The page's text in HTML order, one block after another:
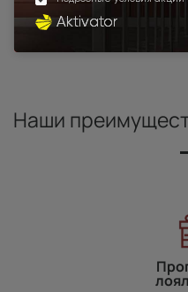
Межкомнатные двери
Для спальни
Наши